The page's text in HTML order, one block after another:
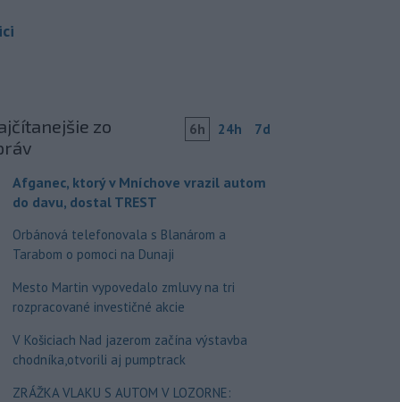
zo
6h 24h 7d
Afganec, ktorý v Mníchove vrazil autom
do davu, dostal TREST
Orbánová telefonovala s Blanárom a
Tarabom o pomoci na Dunaji
Mesto Martin vypovedalo zmluvy na tri
rozpracované investičné akcie
V Košiciach Nad jazerom začína výstavba
chodníka,otvorili aj pumptrack
ZRÁŽKA VLAKU S AUTOM V LOZORNE: